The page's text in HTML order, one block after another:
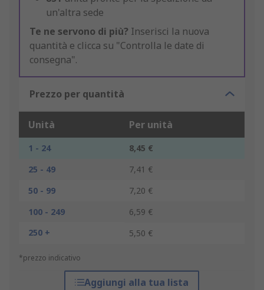
un'altra sede
Te ne servono di più? Inserisci la nuova
quantità e clicca su "Controlla le date di
consegna".
Prezzo per quantità
Unità Per unità
1 - 24
8,45 €
25 - 49
7,41 €
50 - 99
7,20 €
100 - 249
6,59 €
250 +
5,50 €
*prezzo indicativo
Aggiungi alla tua lista